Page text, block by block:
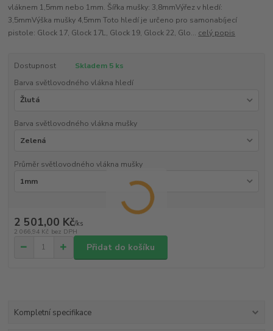
vláknem 1,5mm nebo 1mm. Šířka mušky: 3,8mmVýřez v hledí:
3,5mmVýška mušky 4,5mm Toto hledí je určeno pro samonabíjecí
pistole: Glock 17, Glock 17L, Glock 19, Glock 22, Glo... celý popis
Dostupnost
Skladem 5 ks
Barva světlovodného vlákna hledí
Barva světlovodného vlákna mušky
Průměr světlovodného vlákna mušky
2 501,00 Kč/ks
2 066,94 Kč bez DPH
Přidat do košíku
Kompletní specifikace